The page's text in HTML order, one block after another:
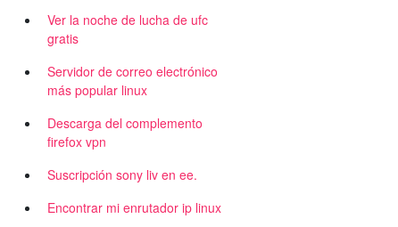
Ver la noche de lucha de ufc
gratis
Servidor de correo electrónico
más popular linux
Descarga del complemento
firefox vpn
Suscripción sony liv en ee.
Encontrar mi enrutador ip linux